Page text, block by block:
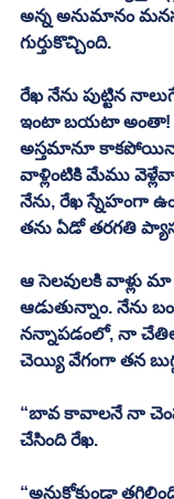
అన్న అనుమానం
గుర్తుకొచ్చింది.
రేఖ నేను పుట్టిన
ఇంటా బయటా అంతా!
అస్తమానూ కాకపోయినా
వాళ్లింటికి మేము
నేను, రేఖ స్నేహంగా
తను ఏడో తరగతి
ఆ సెలవులకి వాళ్లు మా
ఆడుతున్నాం. నేను
నన్నాపడంలో, నా
చెయ్యి వేగంగా తన
“బావ కావాలనే నా చెంప
చేసింది రేఖ.
“అనుకోకుండా